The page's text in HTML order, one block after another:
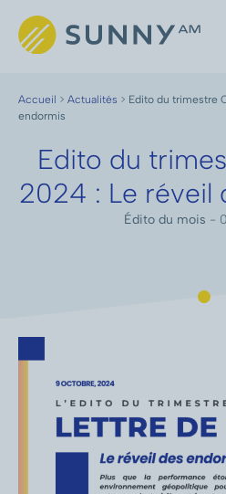
Accueil > Actualités > Edito du trimestre
endormis
Edito du
2024 : Le réveil
Édito du mois -